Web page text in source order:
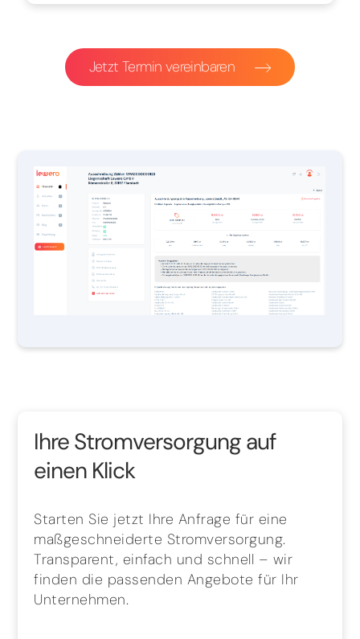
Jetzt Termin vereinbaren
Ihre Stromversorgung auf
einen Klick
Starten Sie jetzt Ihre Anfrage für eine
maßgeschneiderte Stromversorgung.
Transparent, einfach und schnell – wir
finden die passenden Angebote für Ihr
Unternehmen.